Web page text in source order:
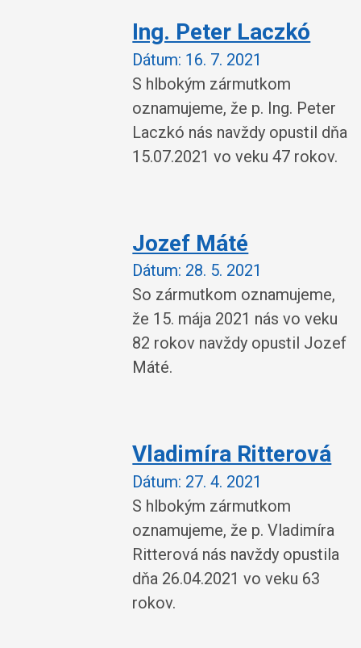
Ing. Peter Laczkó
Dátum: 16. 7. 2021
S hlbokým zármutkom
oznamujeme, že p. Ing. Peter
Laczkó nás navždy opustil dňa
15.07.2021 vo veku 47 rokov.
Jozef Máté
Dátum: 28. 5. 2021
So zármutkom oznamujeme,
že 15. mája 2021 nás vo veku
82 rokov navždy opustil Jozef
Máté.
Vladimíra Ritterová
Dátum: 27. 4. 2021
S hlbokým zármutkom
oznamujeme, že p. Vladimíra
Ritterová nás navždy opustila
dňa 26.04.2021 vo veku 63
rokov.